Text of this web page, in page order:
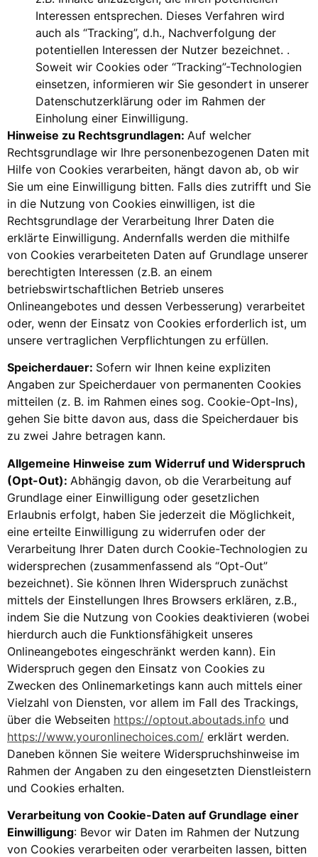
Interessen entsprechen. Dieses Verfahren wird
auch als “Tracking”, d.h., Nachverfolgung der
potentiellen Interessen der Nutzer bezeichnet. .
Soweit wir Cookies oder “Tracking”-Technologien
einsetzen, informieren wir Sie gesondert in unserer
Datenschutzerklärung oder im Rahmen der
Einholung einer Einwilligung.
Hinweise zu Rechtsgrundlagen: Auf welcher
Rechtsgrundlage wir Ihre personenbezogenen Daten mit
Hilfe von Cookies verarbeiten, hängt davon ab, ob wir
Sie um eine Einwilligung bitten. Falls dies zutrifft und Sie
in die Nutzung von Cookies einwilligen, ist die
Rechtsgrundlage der Verarbeitung Ihrer Daten die
erklärte Einwilligung. Andernfalls werden die mithilfe
von Cookies verarbeiteten Daten auf Grundlage unserer
berechtigten Interessen (z.B. an einem
betriebswirtschaftlichen Betrieb unseres
Onlineangebotes und dessen Verbesserung) verarbeitet
oder, wenn der Einsatz von Cookies erforderlich ist, um
unsere vertraglichen Verpflichtungen zu erfüllen.
Speicherdauer: Sofern wir Ihnen keine expliziten
Angaben zur Speicherdauer von permanenten Cookies
mitteilen (z. B. im Rahmen eines sog. Cookie-Opt-Ins),
gehen Sie bitte davon aus, dass die Speicherdauer bis
zu zwei Jahre betragen kann.
Allgemeine Hinweise zum Widerruf und Widerspruch
(Opt-Out): Abhängig davon, ob die Verarbeitung auf
Grundlage einer Einwilligung oder gesetzlichen
Erlaubnis erfolgt, haben Sie jederzeit die Möglichkeit,
eine erteilte Einwilligung zu widerrufen oder der
Verarbeitung Ihrer Daten durch Cookie-Technologien zu
widersprechen (zusammenfassend als “Opt-Out”
bezeichnet). Sie können Ihren Widerspruch zunächst
mittels der Einstellungen Ihres Browsers erklären, z.B.,
indem Sie die Nutzung von Cookies deaktivieren (wobei
hierdurch auch die Funktionsfähigkeit unseres
Onlineangebotes eingeschränkt werden kann). Ein
Widerspruch gegen den Einsatz von Cookies zu
Zwecken des Onlinemarketings kann auch mittels einer
Vielzahl von Diensten, vor allem im Fall des Trackings,
über die Webseiten https://optout.aboutads.info und
https://www.youronlinechoices.com/ erklärt werden.
Daneben können Sie weitere Widerspruchshinweise im
Rahmen der Angaben zu den eingesetzten Dienstleistern
und Cookies erhalten.
Verarbeitung von Cookie-Daten auf Grundlage einer
Einwilligung: Bevor wir Daten im Rahmen der Nutzung
von Cookies verarbeiten oder verarbeiten lassen, bitten